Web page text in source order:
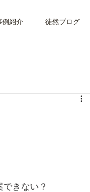
例紹介 徒然ブログ
できない？